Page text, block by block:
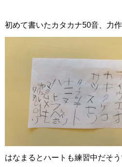
初めて書いたカタカナ50音、力作
はなまるとハートも練習中だそう